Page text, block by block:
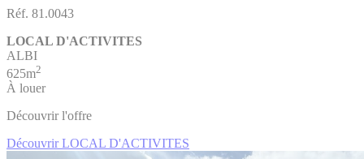
Réf. 81.0043
LOCAL D'ACTIVITES
ALBI
625m2
À louer
Découvrir l'offre
Découvrir LOCAL D'ACTIVITES